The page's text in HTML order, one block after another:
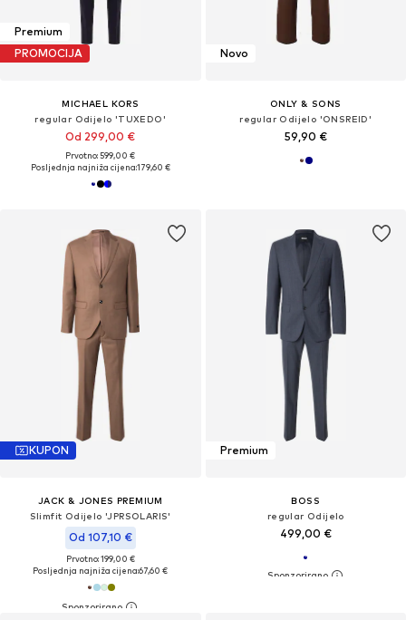
Premium
PROMOCIJA
MICHAEL KORS
regular Odijelo 'TUXEDO'
Od 299,00 €
Prvotno: 599,00 €
Posljednja najniža cijena:179,60 €
Novo
ONLY & SONS
regular Odijelo 'ONSREID'
59,90 €
KUPON
JACK & JONES PREMIUM
Slimfit Odijelo 'JPRSOLARIS'
Od 107,10 €
Prvotno: 199,00 €
Posljednja najniža cijena:67,60 €
Premium
BOSS
regular Odijelo
499,00 €